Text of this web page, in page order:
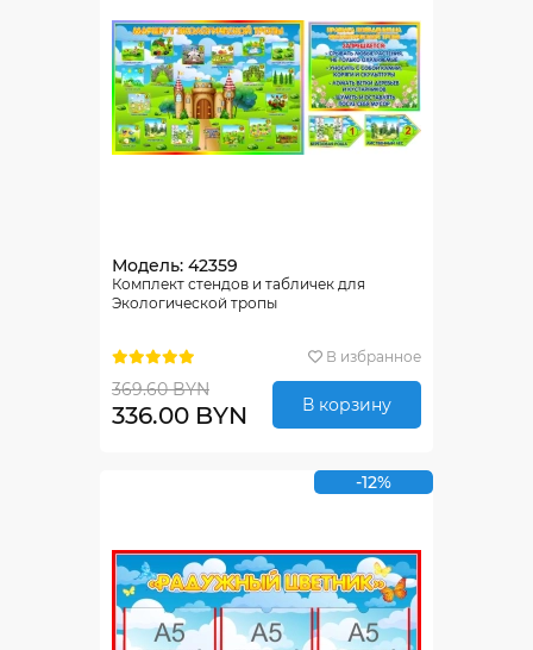
Модель: 42359
Комплект стендов и табличек для
Экологической тропы
В избранное
369.60 BYN
336.00 BYN В корзину
-12%